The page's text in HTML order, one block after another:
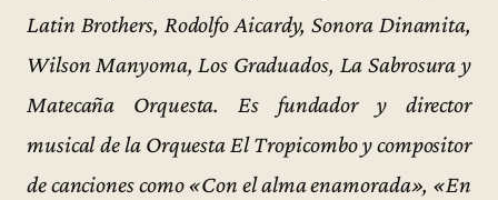
Latin Brothers, Rodolfo Aicardy, Sonora Dinamita,
Wilson Manyoma, Los Graduados, La Sabrosura y
Matecaña Orquesta. Es fundador y director
musical de la Orquesta El Tropicombo y compositor
de canciones como «Con el alma enamorada», «En